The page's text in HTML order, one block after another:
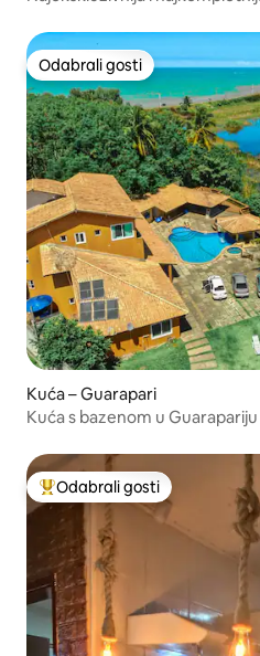
Odabrali gosti
Odabrali gosti
Kuća – Guarapari
Kuća s bazenom u Guarapariju
Među najviše rangiranima s
Odabrali gosti